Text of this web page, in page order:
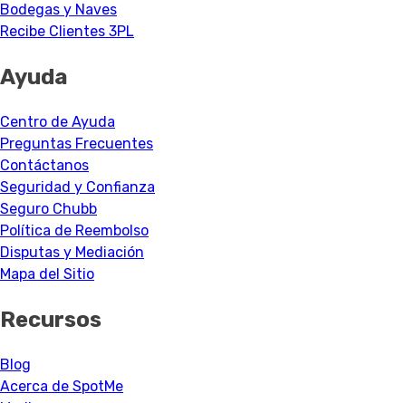
Bodegas y Naves
Recibe Clientes 3PL
Ayuda
Centro de Ayuda
Preguntas Frecuentes
Contáctanos
Seguridad y Confianza
Seguro Chubb
Política de Reembolso
Disputas y Mediación
Mapa del Sitio
Recursos
Blog
Acerca de SpotMe